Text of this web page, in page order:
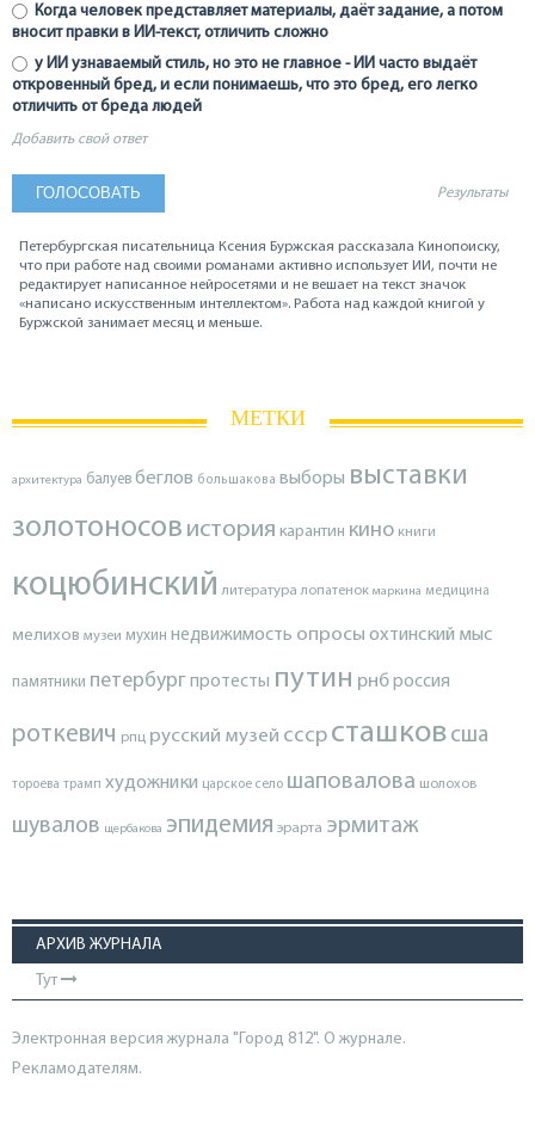
Когда человек представляет материалы, даёт задание, а потом
вносит правки в ИИ-текст, отличить сложно
у ИИ узнаваемый стиль, но это не главное - ИИ часто выдаёт
откровенный бред, и если понимаешь, что это бред, его легко
отличить от бреда людей
Добавить свой ответ
Результаты
Петербургская писательница Ксения Буржская рассказала Кинопоиску,
что при работе над своими романами активно использует ИИ, почти не
редактирует написанное нейросетями и не вешает на текст значок
«написано искусственным интеллектом». Работа над каждой книгой у
Буржской занимает месяц и меньше.
МЕТКИ
архитектура балуев беглов большакова выборы выставки
золотоносов история карантин кино книги
коцюбинский литература лопатенок маркина медицина
мелихов музеи мухин недвижимость опросы охтинский мыс
памятники петербургпротесты путин рнброссия
роткевич рпц русский музей ссср сташков сша
тороева трамп художники царское село шаповалова шолохов
шувалов щербакова эпидемия эрарта эрмитаж
АРХИВ ЖУРНАЛА
Тут
Электронная версия журнала "Город 812". О журнале.
Рекламодателям.